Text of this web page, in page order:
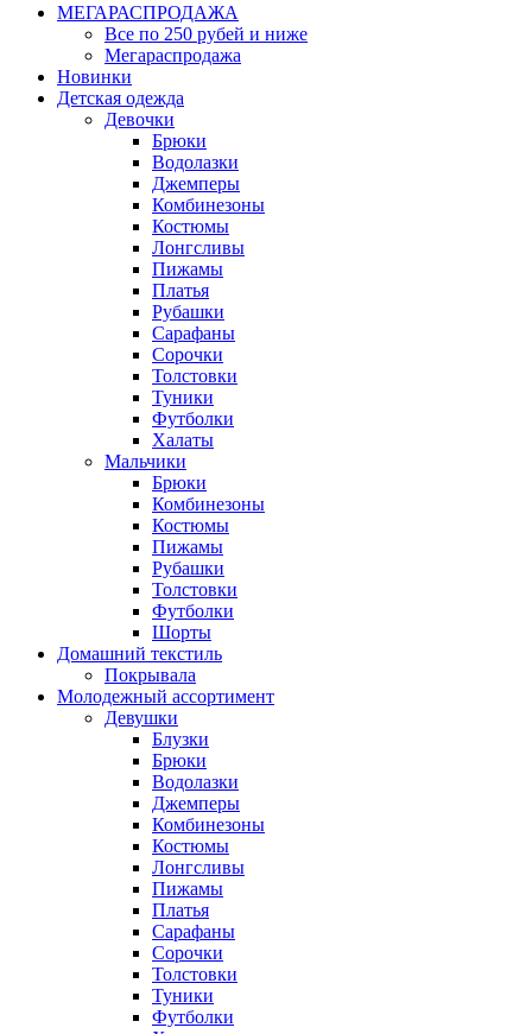
МЕГАРАСПРОДАЖА
Все по 250 рубей и ниже
Мегараспродажа
Новинки
Детская одежда
Девочки
Брюки
Водолазки
Джемперы
Комбинезоны
Костюмы
Лонгсливы
Пижамы
Платья
Рубашки
Сарафаны
Сорочки
Толстовки
Туники
Футболки
Халаты
Мальчики
Брюки
Комбинезоны
Костюмы
Пижамы
Рубашки
Толстовки
Футболки
Шорты
Домашний текстиль
Покрывала
Молодежный ассортимент
Девушки
Блузки
Брюки
Водолазки
Джемперы
Комбинезоны
Костюмы
Лонгсливы
Пижамы
Платья
Сарафаны
Сорочки
Толстовки
Туники
Футболки